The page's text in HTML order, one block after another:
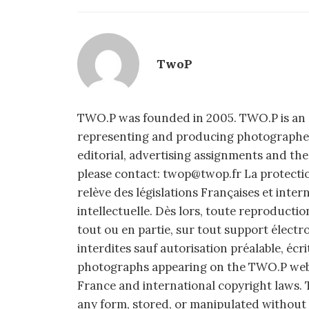
TwoP
TWO.P was founded in 2005. TWO.P is
representing and producing
editorial, advertising assignments and
please contact: twop@twop.fr La
relève des législations Françaises et
intellectuelle. Dès lors, toute
tout ou en partie, sur tout support
interdites sauf autorisation préalable,
photographs appearing on the TWO.P
France and international copyright laws.
any form, stored, or manipulated